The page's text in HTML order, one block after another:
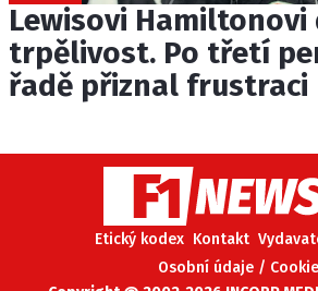
Lewisovi Hamiltonovi
trpělivost. Po třetí
řadě přiznal frustraci
Etický kodex Kontakt
Osobní údaje /